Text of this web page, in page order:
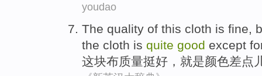
youdao
The quality of this cloth is fine,
the cloth is quite good except
这块布质量挺好 ， 就是颜色差点